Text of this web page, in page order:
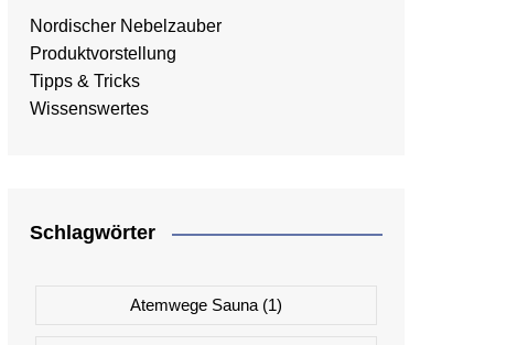
Nordischer Nebelzauber
Produktvorstellung
Tipps & Tricks
Wissenswertes
Schlagwörter
Atemwege Sauna (1)